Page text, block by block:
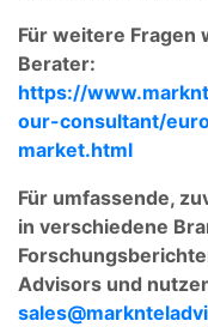
Für weitere Fragen
Berater:
https://
our-consultant/
market.html
Für umfassende,
in verschiedene
Advisors und